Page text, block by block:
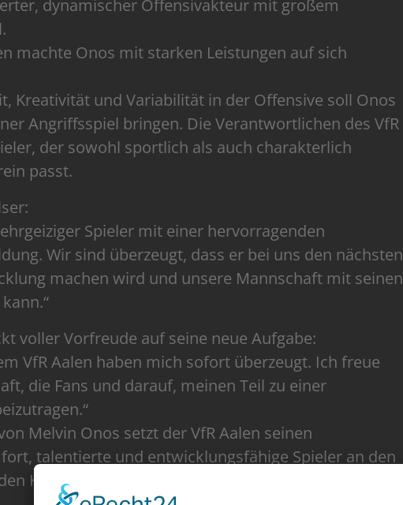
dynamischer Offensivakteur mit großem
machte Onos mit starken Leistungen auf sich
Kreativität und Variabilität in der Offensive soll Onos
Angriffsspiel bringen. Die Verantwortlichen des VfR
der sowohl sportlich als auch charakterlich
passt.
Spieler mit einer hervorragenden
Wir sind überzeugt, dass er bei uns den nächsten
machen wird und unsere Mannschaft mit seinen
voller Vorfreude auf seine neue Aufgabe:
VfR Aalen haben mich sofort überzeugt. Ich freue
die Fans und darauf, meinen Teil zu einer
Melvin Onos setzt der VfR Aalen seinen
talentierte und entwicklungsfähige Spieler an den
Kader gezielt zu verstärken.